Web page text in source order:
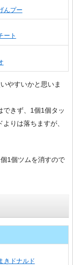
んプー
ート
やすいかと思いま
できず、1個1個タッ
りは落ちますが、
1個ツムを消すので
きドナルド